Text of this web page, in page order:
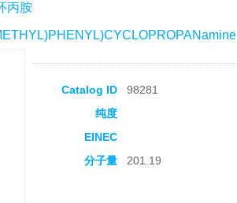
丙胺
Catalog ID 98281
纯度
EINEC
分子量
201.19